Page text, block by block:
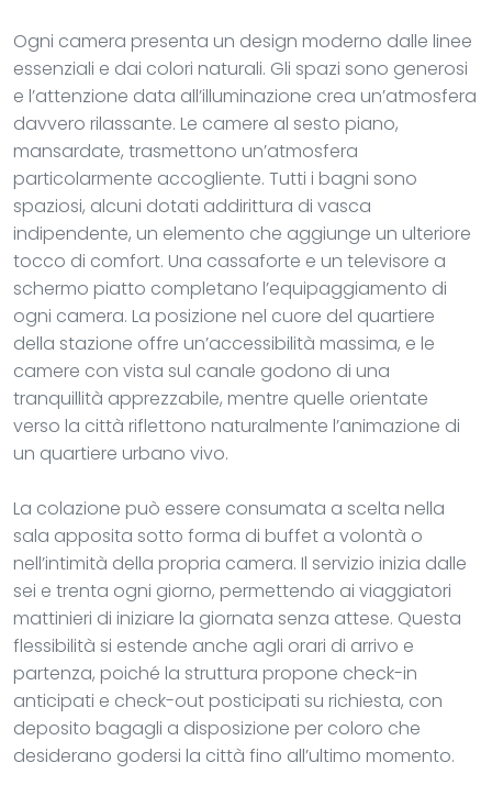
Ogni camera presenta un design moderno dalle linee
essenziali e dai colori naturali. Gli spazi sono generosi
e l’attenzione data all’illuminazione crea un’atmosfera
davvero rilassante. Le camere al sesto piano,
mansardate, trasmettono un’atmosfera
particolarmente accogliente. Tutti i bagni sono
spaziosi, alcuni dotati addirittura di vasca
indipendente, un elemento che aggiunge un ulteriore
tocco di comfort. Una cassaforte e un televisore a
schermo piatto completano l’equipaggiamento di
ogni camera. La posizione nel cuore del quartiere
della stazione offre un’accessibilità massima, e le
camere con vista sul canale godono di una
tranquillità apprezzabile, mentre quelle orientate
verso la città riflettono naturalmente l’animazione di
un quartiere urbano vivo.
La colazione può essere consumata a scelta nella
sala apposita sotto forma di buffet a volontà o
nell’intimità della propria camera. Il servizio inizia dalle
sei e trenta ogni giorno, permettendo ai viaggiatori
mattinieri di iniziare la giornata senza attese. Questa
flessibilità si estende anche agli orari di arrivo e
partenza, poiché la struttura propone check-in
anticipati e check-out posticipati su richiesta, con
deposito bagagli a disposizione per coloro che
desiderano godersi la città fino all’ultimo momento.